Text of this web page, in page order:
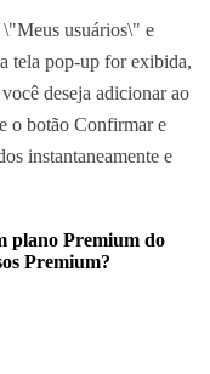
\"Meus usuários\" e
tela pop-up for exibida,
deseja adicionar ao
o botão Confirmar e
instantaneamente e
plano Premium do
Premium?